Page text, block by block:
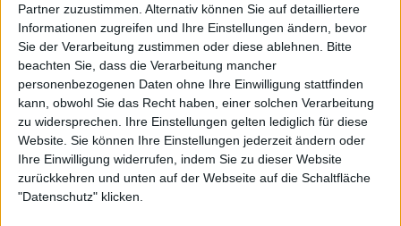
Partner zuzustimmen. Alternativ können Sie auf detailliertere
Informationen zugreifen und Ihre Einstellungen ändern, bevor
Sie der Verarbeitung zustimmen oder diese ablehnen.
Bitte
beachten Sie, dass die Verarbeitung mancher
personenbezogenen Daten ohne Ihre Einwilligung stattfinden
kann, obwohl Sie das Recht haben, einer solchen Verarbeitung
zu widersprechen. Ihre Einstellungen gelten lediglich für diese
Website. Sie können Ihre Einstellungen jederzeit ändern oder
Ihre Einwilligung widerrufen, indem Sie zu dieser Website
zurückkehren und unten auf der Webseite auf die Schaltfläche
"Datenschutz" klicken.